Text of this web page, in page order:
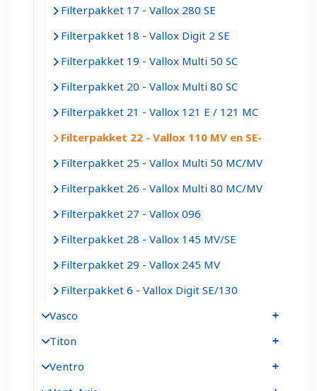
Filterpakket 17 - Vallox 280 SE
Filterpakket 18 - Vallox Digit 2 SE
Filterpakket 19 - Vallox Multi 50 SC
Filterpakket 20 - Vallox Multi 80 SC
Filterpakket 21 - Vallox 121 E / 121 MC
Filterpakket 22 - Vallox 110 MV en SE
Filterpakket 25 - Vallox Multi 50 MC/MV
Filterpakket 26 - Vallox Multi 80 MC/MV
Filterpakket 27 - Vallox 096
Filterpakket 28 - Vallox 145 MV/SE
Filterpakket 29 - Vallox 245 MV
Filterpakket 6 - Vallox Digit SE/130
Vasco
Titon
Ventro